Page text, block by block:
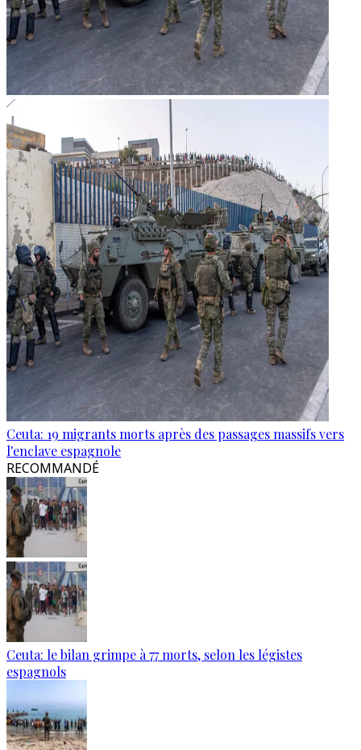
Ceuta: 19 migrants morts après des passages massifs vers
l'enclave espagnole
RECOMMANDÉ
Ceuta: le bilan grimpe à 77 morts, selon les légistes
espagnols